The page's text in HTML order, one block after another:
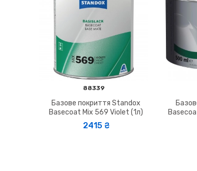
88339
Базове покриття Standox
Basecoat Mix 569 Violet (1л)
2415 ₴